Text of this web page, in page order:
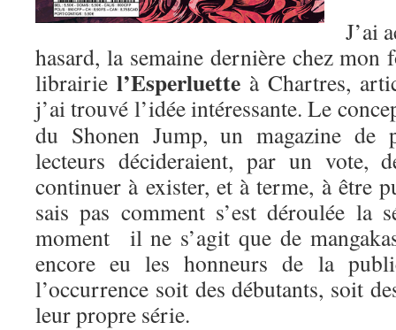
J’ai
hasard, la semaine dernière chez
librairie l’Esperluette à Chartres,
j’ai trouvé l’idée intéressante. Le
du Shonen Jump, un magazine de
lecteurs décideraient, par un vote,
continuer à exister, et à terme, à être
sais pas comment s’est déroulée la
moment il ne s’agit que de
encore eu les honneurs de la
l’occurrence soit des débutants, soit
leur propre série.